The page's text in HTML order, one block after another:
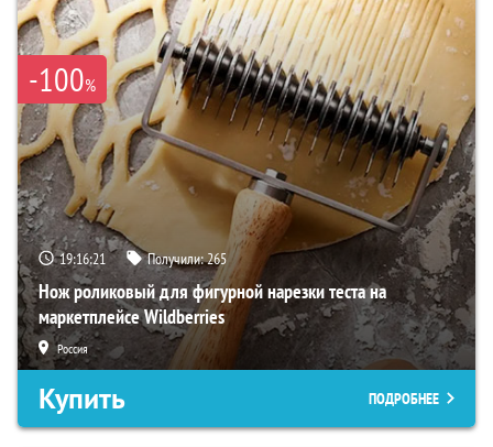
-100%
19:16:20 Получили:265
Нож роликовый для фигурной нарезки теста на
маркетплейсе Wildberries
Россия
Купить ПОДРОБНЕЕ